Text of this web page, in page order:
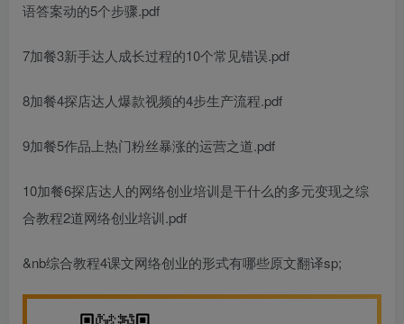
语答案动的5个步骤.pdf
7加餐3新手达人成长过程的10个常见错误.pdf
8加餐4探店达人爆款视频的4步生产流程.pdf
9加餐5作品上热门粉丝暴涨的运营之道.pdf
10加餐6探店达人的网络创业培训是干什么的多元变现之综
合教程2道网络创业培训.pdf
&nb综合教程4课文网络创业的形式有哪些原文翻译sp;